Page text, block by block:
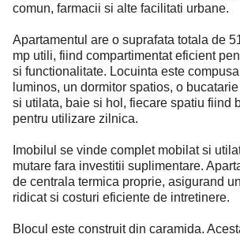
comun, farmacii si alte facilitati urbane.
Apartamentul are o suprafata totala de
mp utili, fiind compartimentat eficient
si functionalitate. Locuinta este
luminos, un dormitor spatios, o
si utilata, baie si hol, fiecare spatiu fiind
pentru utilizare zilnica.
Imobilul se vinde complet mobilat si
mutare fara investitii suplimentare.
de centrala termica proprie, asigurand
ridicat si costuri eficiente de intretinere.
Blocul este construit din caramida.